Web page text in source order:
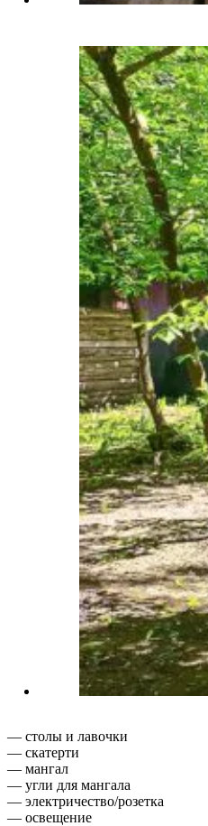
— столы и лавочки
— скатерти
— мангал
— угли для мангала
— электричество/розетка
— освещение